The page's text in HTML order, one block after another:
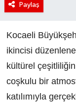
Paylaş
Kocaeli
ikincisi
kültürel çeşitliliğin
coşkulu bir
katılımıyla